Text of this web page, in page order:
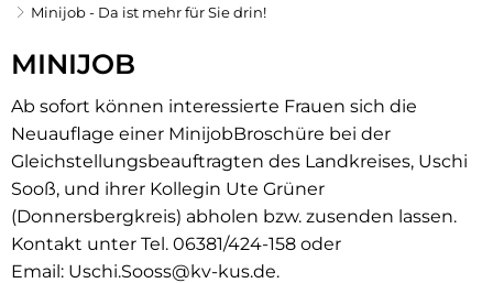
Minijob - Da ist mehr für Sie drin!
Minijob
Da
ist
mehr
für
MINIJOB
Ab sofort können interessierte Frauen sich die
Neuauflage einer MinijobBroschüre bei der
Gleichstellungsbeauftragten des Landkreises, Uschi
Sooß, und ihrer Kollegin Ute Grüner
(Donnersbergkreis) abholen bzw. zusenden lassen.
Kontakt unter Tel. 06381/424-158 oder
Email: Uschi.Sooss@kv-kus.de.